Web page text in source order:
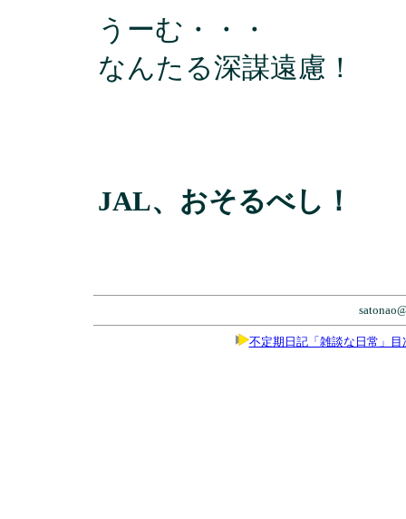
うーむ・・・
なんたる深謀遠慮！
JAL、おそるべし！
不定期日記「雑談な日常」目